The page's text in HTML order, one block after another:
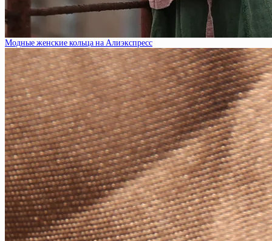
Модные женские кольца на Алиэкспресс